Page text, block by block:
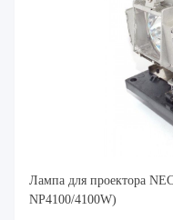
Лампа для проектора
NP4100/4100W)